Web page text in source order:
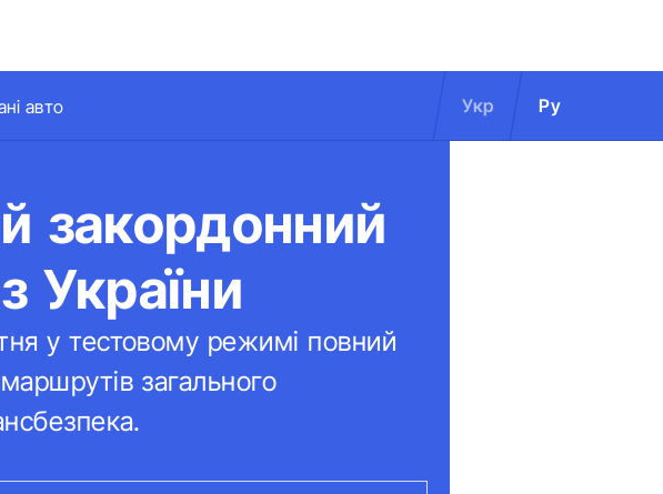
авто Укр Ру
закордонний
України
у тестовому режимі повний
загального